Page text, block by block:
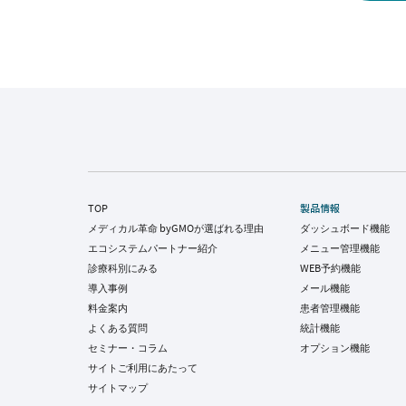
TOP
メディカル革命 byGMOが選ばれる理由
エコシステムパートナー紹介
診療科別にみる
導入事例
料金案内
よくある質問
セミナー・コラム
サイトご利用にあたって
サイトマップ
製品情報
ダッシュボード機能
メニュー管理機能
WEB予約機能
メール機能
患者管理機能
統計機能
オプション機能